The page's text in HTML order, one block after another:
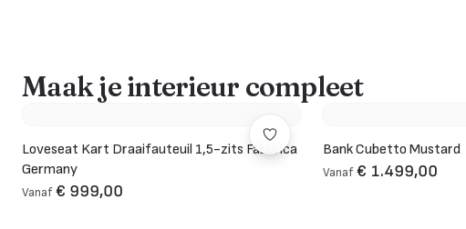
Maak je interieur compleet
Loveseat Kart Draaifauteuil 1,5-zits Fabbrica
Germany
Vanaf € 999,00
Bank Cubetto Mustard
Vanaf € 1.499,00